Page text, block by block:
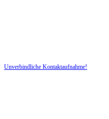
Unverbindliche Kontaktaufnahme!